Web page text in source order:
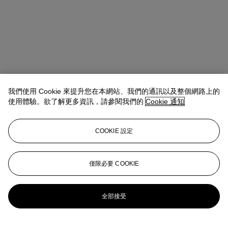
我們使用 Cookie 來提升您在本網站、我們的通訊以及整個網路上的
使用體驗。欲了解更多資訊，請參閱我們的 Cookie 通知
COOKIE 設定
僅限必要 COOKIE
全部接受